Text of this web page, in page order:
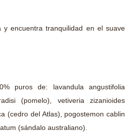
y encuentra tranquilidad en el suave
puros de: lavandula angustifolia
(pomelo), vetiveria zizanioides
(cedro del Atlas), pogostemon cablin
(sándalo australiano).